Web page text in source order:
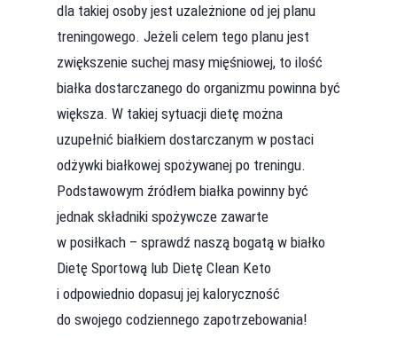
dla takiej osoby jest uzależnione od jej planu
treningowego. Jeżeli celem tego planu jest
zwiększenie suchej masy mięśniowej, to ilość
białka dostarczanego do organizmu powinna być
większa. W takiej sytuacji dietę można
uzupełnić białkiem dostarczanym w postaci
odżywki białkowej spożywanej po treningu.
Podstawowym źródłem białka powinny być
jednak składniki spożywcze zawarte
w posiłkach – sprawdź naszą bogatą w białko
Dietę Sportową lub Dietę Clean Keto
i odpowiednio dopasuj jej kaloryczność
do swojego codziennego zapotrzebowania!